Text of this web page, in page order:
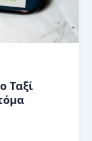
Ταξί